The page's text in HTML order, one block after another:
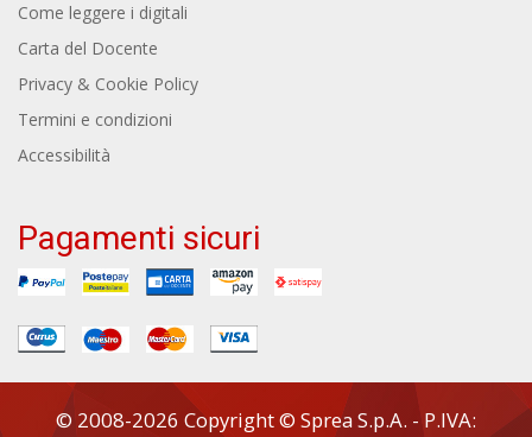
Come leggere i digitali
Carta del Docente
Privacy & Cookie Policy
Termini e condizioni
Accessibilità
Pagamenti sicuri
© 2008-2026 Copyright © Sprea S.p.A. - P.IVA: